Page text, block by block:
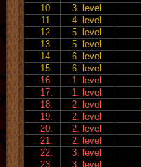
10.
3. level
11.
4. level
12.
5. level
13.
5. level
14.
6. level
15.
6. level
16.
1. level
17.
1. level
18.
2. level
19.
2. level
20.
2. level
21.
2. level
22.
3. level
23.
3. level